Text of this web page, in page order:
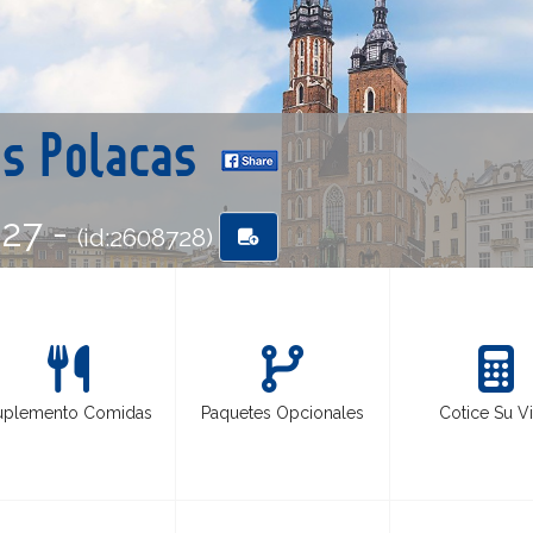
Polacas
-(id:2608728)
Comidas Paquetes Opcionales Cotice Su